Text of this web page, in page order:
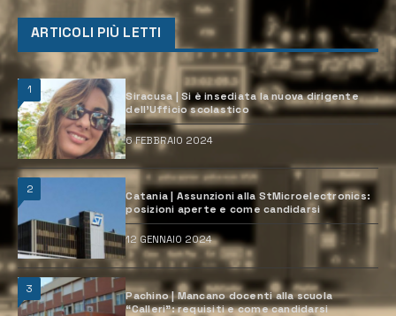
ARTICOLI PIÙ LETTI
1
Siracusa | Si è insediata la nuova dirigente
dell’Ufficio scolastico
6 FEBBRAIO 2024
2
Catania | Assunzioni alla StMicroelectronics:
posizioni aperte e come candidarsi
12 GENNAIO 2024
3
Pachino | Mancano docenti alla scuola
“Calleri”: requisiti e come candidarsi